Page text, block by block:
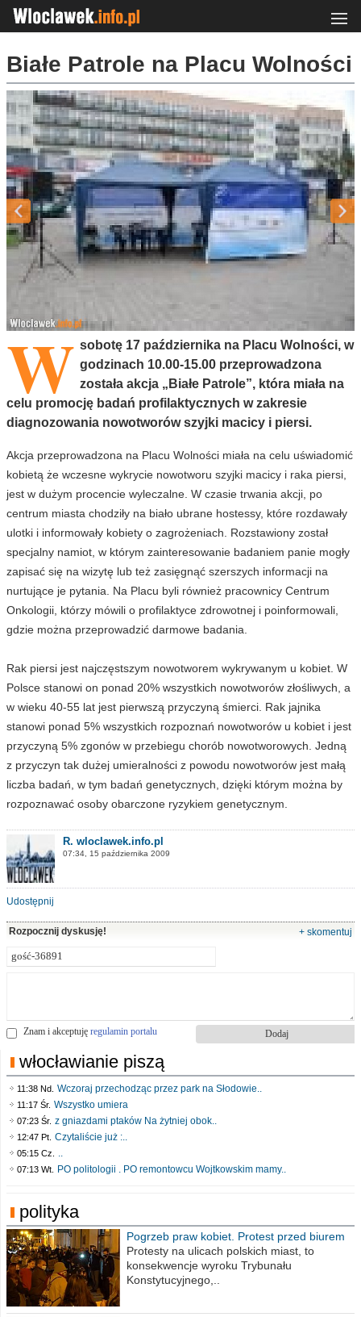
Białe Patrole na Placu Wolności
W sobotę 17 października na Placu Wolności, w
godzinach 10.00-15.00 przeprowadzona
została akcja „Białe Patrole”, która miała na
celu promocję badań profilaktycznych w zakresie
diagnozowania nowotworów szyjki macicy i piersi.
Akcja przeprowadzona na Placu Wolności miała na celu uświadomić
kobietą że wczesne wykrycie nowotworu szyjki macicy i raka piersi,
jest w dużym procencie wyleczalne. W czasie trwania akcji, po
centrum miasta chodziły na biało ubrane hostessy, które rozdawały
ulotki i informowały kobiety o zagrożeniach. Rozstawiony został
specjalny namiot, w którym zainteresowanie badaniem panie mogły
zapisać się na wizytę lub też zasięgnąć szerszych informacji na
nurtujące je pytania. Na Placu byli również pracownicy Centrum
Onkologii, którzy mówili o profilaktyce zdrowotnej i poinformowali,
gdzie można przeprowadzić darmowe badania.
Rak piersi jest najczęstszym nowotworem wykrywanym u kobiet. W
Polsce stanowi on ponad 20% wszystkich nowotworów złośliwych, a
w wieku 40-55 lat jest pierwszą przyczyną śmierci. Rak jajnika
stanowi ponad 5% wszystkich rozpoznań nowotworów u kobiet i jest
przyczyną 5% zgonów w przebiegu chorób nowotworowych. Jedną
z przyczyn tak dużej umieralności z powodu nowotworów jest małą
liczba badań, w tym badań genetycznych, dzięki którym można by
rozpoznawać osoby obarczone ryzykiem genetycznym.
R. wloclawek.info.pl
07:34, 15 października 2009
Udostępnij
Rozpocznij dyskusję! + skomentuj
Znam i akceptuję regulamin portalu
włocławianie piszą
11:38 Nd. Wczoraj przechodząc przez park na Słodowie..
11:17 Śr. Wszystko umiera
07:23 Śr. z gniazdami ptaków Na żytniej obok..
12:47 Pt. Czytaliście już :..
05:15 Cz. ..
07:13 Wt. PO politologii . PO remontowcu Wojtkowskim mamy..
polityka
Pogrzeb praw kobiet. Protest przed biurem
poselskim PiS
Protesty na ulicach polskich miast, to
konsekwencje wyroku Trybunału
Konstytucyjnego,..